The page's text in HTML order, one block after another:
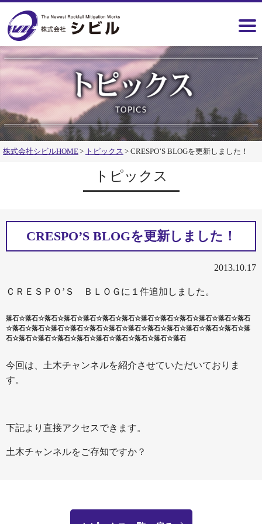
株式会社シビルHOME トピックス CRESPO’S BLOGを更新しました！
トピックス
CRESPO’S BLOGを更新しました！
2013.10.17
ＣＲＥＳＰＯ’Ｓ ＢＬＯＧに１件追加しました。
落石☆落石☆落石☆落石☆落石☆落石☆落石☆落石☆落石☆落石☆落石☆落石☆落石
☆落石☆落石☆落石☆落石☆落石☆落石☆落石☆落石☆落石☆落石☆落石☆落石☆落
石☆落石☆落石☆落石☆落石☆落石☆落石☆落石☆落石☆落石
今回は、土木チャンネルを紹介させていただいておりま
す。
下記より直接アクセスできます。
土木チャンネルをご存知ですか？